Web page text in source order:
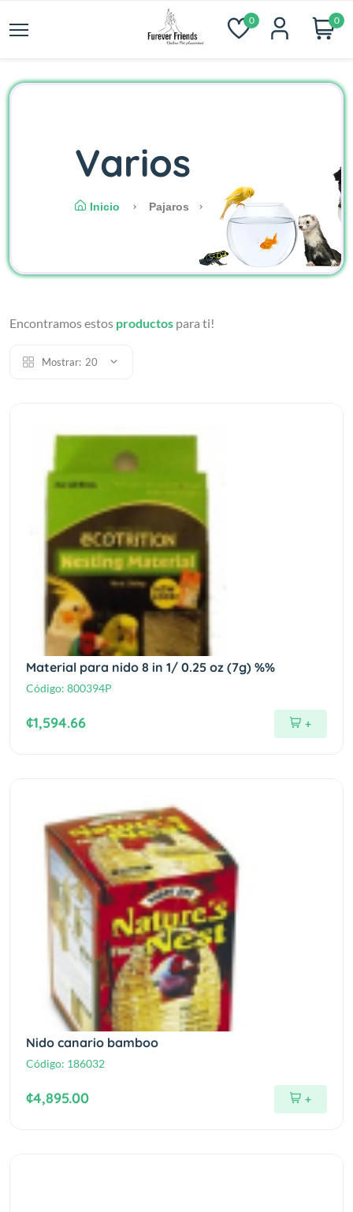
0 0
Varios
Inicio Pajaros
Encontramos estos productos para ti!
Mostrar: 20
Material para nido 8 in 1/ 0.25 oz (7g) %%
Código: 800394P
¢1,594.66 +
Nido canario bamboo
Código: 186032
¢4,895.00 +